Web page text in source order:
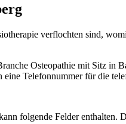
verflochten sind,
Osteopathie mit Sitz in
eine Telefonnummer für die
folgende Felder enthalten.